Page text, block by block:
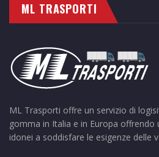
ML TRASPORTI
ML Trasporti offre un servizio di
gomma in Italia e in Europa offrendo
idonei a soddisfare le esigenze delle